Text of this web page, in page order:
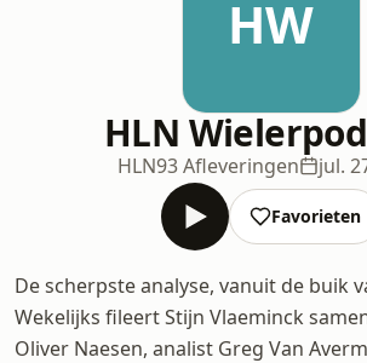
HW
HLN
HLN93 Afleveringen jul.
Favorieten
De scherpste analyse, vanuit de buik
Wekelijks fileert Stijn Vlaeminck
Oliver Naesen, analist Greg Van